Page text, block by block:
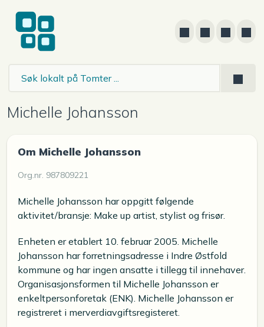
Michelle Johansson
Om Michelle Johansson
Org.nr. 987809221
Michelle Johansson har oppgitt følgende
aktivitet/bransje: Make up artist, stylist og frisør.
Enheten er etablert 10. februar 2005. Michelle
Johansson har forretningsadresse i Indre Østfold
kommune og har ingen ansatte i tillegg til innehaver.
Organisasjonsformen til Michelle Johansson er
enkeltpersonforetak (ENK). Michelle Johansson er
registreret i merverdiavgiftsregisteret.